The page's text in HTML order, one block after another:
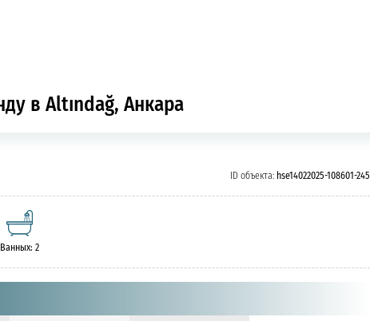
в Altındağ, Анкара
ID объекта: hse14022025-108601-245
Ванных: 2